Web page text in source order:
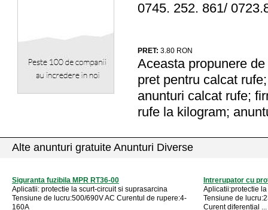
0745. 252. 861/
PRET: 3.80 RON
Aceasta propunere
pret pentru calcat
anunturi calcat rufe;
rufe la kilogram;
Alte anunturi gratuite Anunturi Diverse
Siguranta fuzibila MPR RT36-00
Aplicatii: protectie la scurt-circuit si suprasarcina
Tensiune de lucru:500/690V AC Curentul de rupere:4-
160A
Intrerupator cu
Aplicatii:protectie
Tensiune de
Curent diferential ...